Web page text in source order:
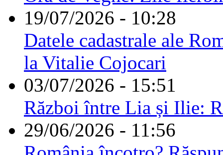
19/07/2026 - 10:28
Datele cadastrale ale
la Vitalie Cojocari
03/07/2026 - 15:51
Război între Lia și Ilie:
29/06/2026 - 11:56